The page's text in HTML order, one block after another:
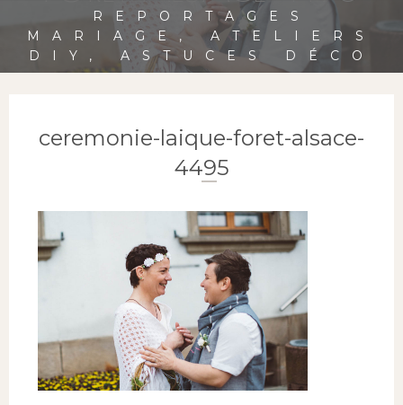
REPORTAGES
MARIAGE, ATELIERS
DIY, ASTUCES DÉCO
ceremonie-laique-foret-alsace-
4495